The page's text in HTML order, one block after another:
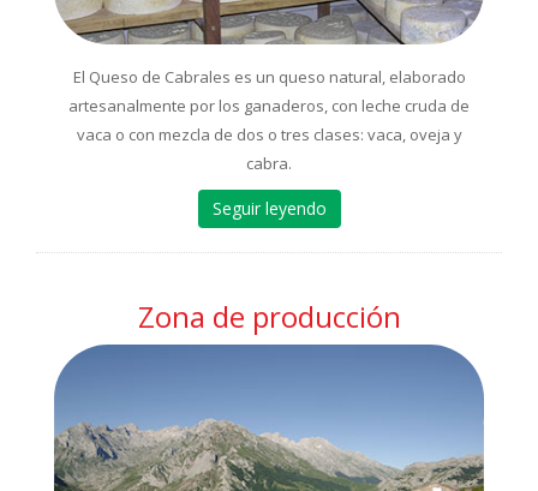
El Queso de Cabrales es un queso natural, elaborado
artesanalmente por los ganaderos, con leche cruda de
vaca o con mezcla de dos o tres clases: vaca, oveja y
cabra.
Seguir leyendo
Zona de producción